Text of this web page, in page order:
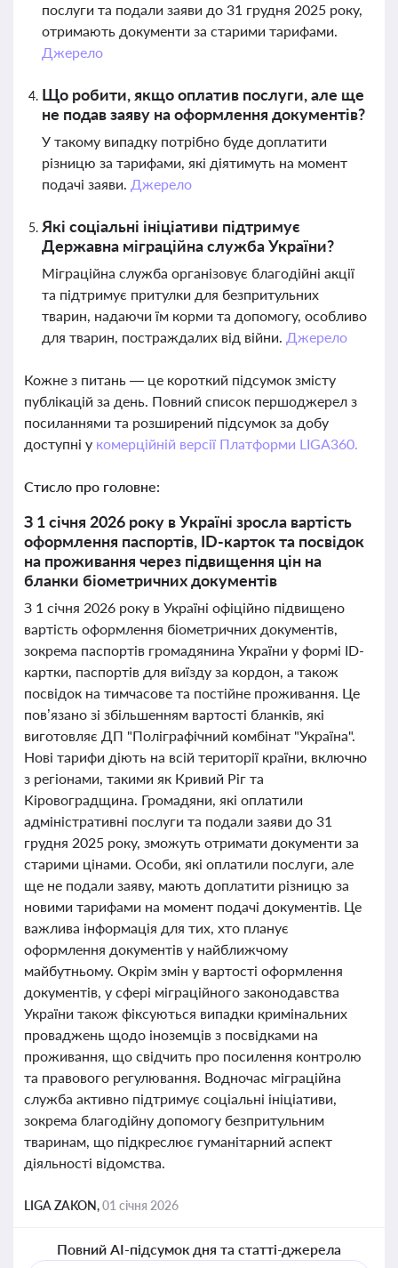
послуги та подали заяви до 31 грудня 2025 року,
отримають документи за старими тарифами.
Джерело
Що робити, якщо оплатив послуги, але ще
не подав заяву на оформлення документів?
У такому випадку потрібно буде доплатити
різницю за тарифами, які діятимуть на момент
подачі заяви. Джерело
Які соціальні ініціативи підтримує
Державна міграційна служба України?
Міграційна служба організовує благодійні акції
та підтримує притулки для безпритульних
тварин, надаючи їм корми та допомогу, особливо
для тварин, постраждалих від війни. Джерело
Кожне з питань — це короткий підсумок змісту
публікацій за день. Повний список першоджерел з
посиланнями та розширений підсумок за добу
доступні у комерційній версії Платформи LIGA360.
Стисло про головне:
З 1 січня 2026 року в Україні зросла вартість
оформлення паспортів, ID-карток та посвідок
на проживання через підвищення цін на
бланки біометричних документів
З 1 січня 2026 року в Україні офіційно підвищено
вартість оформлення біометричних документів,
зокрема паспортів громадянина України у формі ID-
картки, паспортів для виїзду за кордон, а також
посвідок на тимчасове та постійне проживання. Це
пов’язано зі збільшенням вартості бланків, які
виготовляє ДП "Поліграфічний комбінат "Україна".
Нові тарифи діють на всій території країни, включно
з регіонами, такими як Кривий Ріг та
Кіровоградщина. Громадяни, які оплатили
адміністративні послуги та подали заяви до 31
грудня 2025 року, зможуть отримати документи за
старими цінами. Особи, які оплатили послуги, але
ще не подали заяву, мають доплатити різницю за
новими тарифами на момент подачі документів. Це
важлива інформація для тих, хто планує
оформлення документів у найближчому
майбутньому. Окрім змін у вартості оформлення
документів, у сфері міграційного законодавства
України також фіксуються випадки кримінальних
проваджень щодо іноземців з посвідками на
проживання, що свідчить про посилення контролю
та правового регулювання. Водночас міграційна
служба активно підтримує соціальні ініціативи,
зокрема благодійну допомогу безпритульним
тваринам, що підкреслює гуманітарний аспект
діяльності відомства.
LIGA ZAKON,01 січня 2026
Повний AI-підсумок дня та статті-джерела